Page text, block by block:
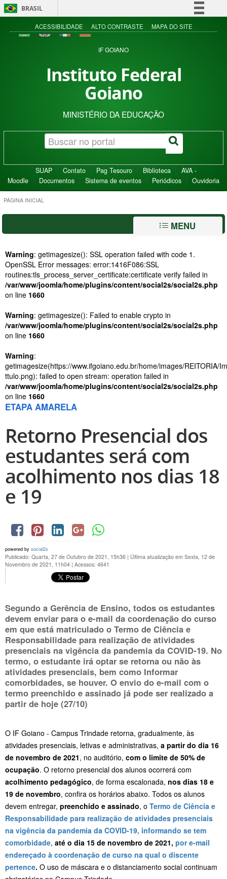
BRASIL
Simplifique!
Acesso à informação
ACESSIBILIDADE ALTO CONTRASTE MAPA DO SITE
IF GOIANO
Instituto Federal
Goiano
MINISTÉRIO DA EDUCAÇÃO
SUAP Contato Pag Tesouro Biblioteca
AVA -
Moodle
Documentos Sistema de eventos Periódicos Ouvidoria
PÁGINA INICIAL
MENU
Warning: getimagesize(): SSL operation failed with code 1.
OpenSSL Error messages: error:1416F086:SSL
routines:tls_process_server_certificate:certificate verify failed in
/var/www/joomla/home/plugins/content/social2s/social2s.php
on line 1660
Warning: getimagesize(): Failed to enable crypto in
/var/www/joomla/home/plugins/content/social2s/social2s.php
on line 1660
Warning:
getimagesize(https://www.ifgoiano.edu.br/home/images/REITORIA/
ttulo.png): failed to open stream: operation failed in
/var/www/joomla/home/plugins/content/social2s/social2s.php
on line 1660
ETAPA AMARELA
Retorno Presencial dos
estudantes será com
acolhimento nos dias 18
e 19
powered by social2s
Publicado: Quarta, 27 de Outubro de 2021, 15h36 | Última atualização em Sexta, 12 de
Novembro de 2021, 11h04 | Acessos: 4641
Segundo a Gerência de Ensino, todos os estudantes
devem enviar para o e-mail da coordenação do curso
em que está matriculado o Termo de Ciência e
Responsabilidade para realização de atividades
presenciais na vigência da pandemia da COVID-19. No
termo, o estudante irá optar se retorna ou não às
atividades presenciais, bem como Informar
comorbidades, se houver. O envio do e-mail com o
termo preenchido e assinado já pode ser realizado a
partir de hoje (27/10)
O IF Goiano - Campus Trindade retorna, gradualmente, às
atividades presenciais, letivas e administrativas, a partir do dia 16
de novembro de 2021, no auditório, com o limite de 50% de
ocupação. O retorno presencial dos alunos ocorrerá com
acolhimento pedagógico, de forma escalonada, nos dias 18 e
19 de novembro, confira os horários abaixo. Todos os alunos
devem entregar, preenchido e assinado, o Termo de Ciência e
Responsabilidade para realização de atividades presenciais
na vigência da pandemia da COVID-19, informando se tem
comorbidade, até o dia 15 de novembro de 2021, por e-mail
endereçado à coordenação de curso na qual o discente
pertence. O uso de máscara e o distanciamento social continuam